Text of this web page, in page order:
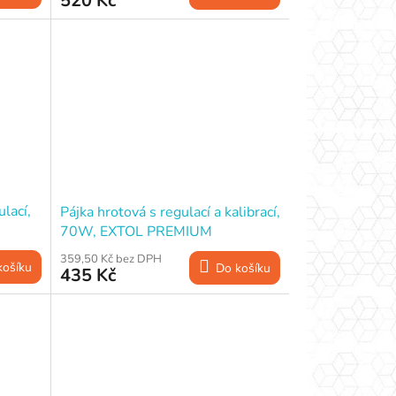
Pájka hrotová s regulací a kalibrací,
70W, EXTOL PREMIUM
359,50 Kč bez DPH
435 Kč Do košíku